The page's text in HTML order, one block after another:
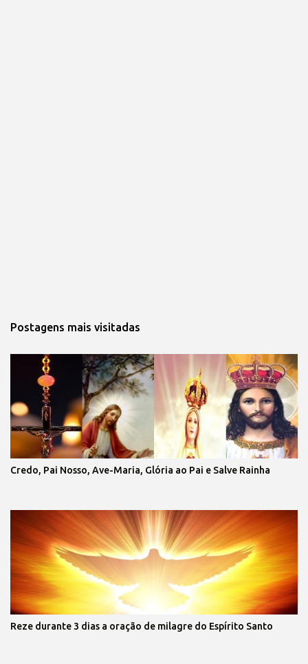
Postagens mais visitadas
Credo, Pai Nosso, Ave-Maria, Glória ao Pai e Salve Rainha
Reze durante 3 dias a oração de milagre do Espírito Santo